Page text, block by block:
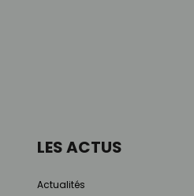
LES ACTUS
Actualités